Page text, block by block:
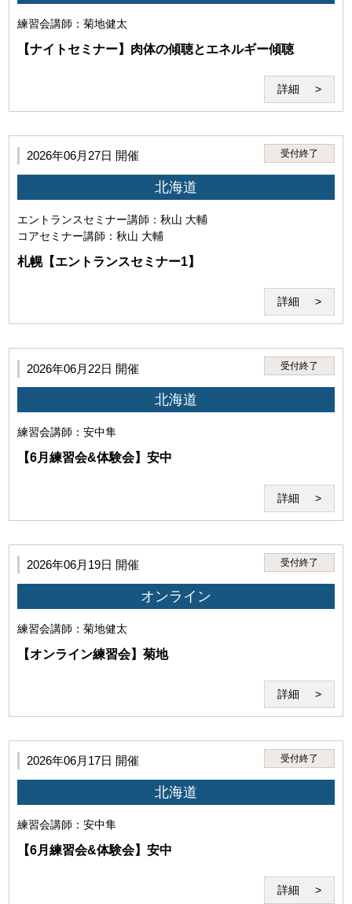
第4条（禁止事項）
1.利用者は、本サービスのセミナー受講その他に際して、以
(1)本サービスを利用する権利を他者に譲渡し、使用さ
せ、売買し、名義を変更し、質権を設定しまたは担保に
供する行為
(2)当研究所または講師その他第三者の名誉、信用、著作
権、特許権、実用新案権、意匠権、商標権、肖像権、プ
ライバシーを侵害する行為。
(3)本サービスで得た情報を外部へ伝達・公開する行為
(4)講師の実演・肖像等を録音・録画、撮影する行為
(5)犯罪・違法行為、公序良俗に反する行為
練習会講師：菊地健太
【ナイトセミナー】肉体の傾聴とエネルギー傾聴
詳細
2026年06月27日 開催 受付終了
北海道
エントランスセミナー講師：秋山 大輔
コアセミナー講師：秋山 大輔
札幌【エントランスセミナー1】
詳細
2026年06月22日 開催 受付終了
北海道
練習会講師：安中隼
【6月練習会&体験会】安中
詳細
2026年06月19日 開催 受付終了
オンライン
練習会講師：菊地健太
【オンライン練習会】菊地
詳細
2026年06月17日 開催 受付終了
北海道
練習会講師：安中隼
【6月練習会&体験会】安中
詳細